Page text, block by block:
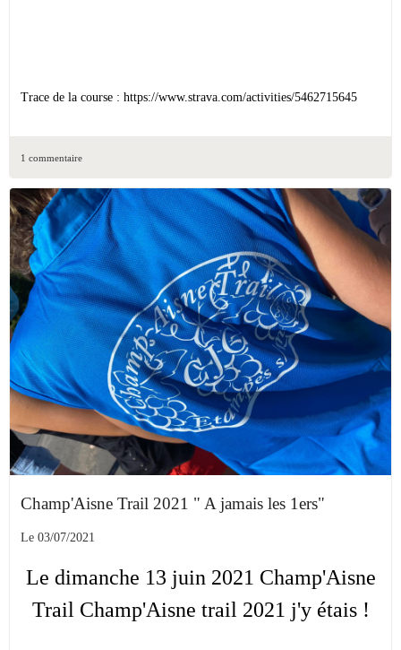
Trace de la course : https://www.strava.com/activities/5462715645
1 commentaire
Champ'Aisne Trail 2021 " A jamais les 1ers"
Le 03/07/2021
Le dimanche 13 juin 2021 Champ'Aisne
Trail Champ'Aisne trail 2021 j'y étais !